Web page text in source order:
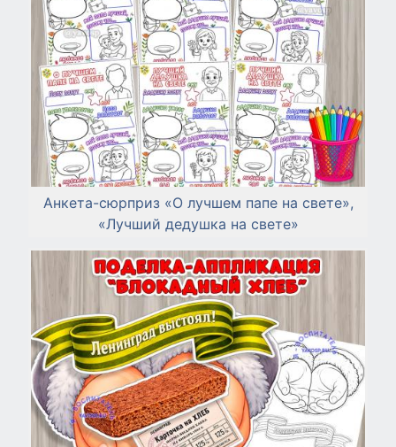
Анкета-сюрприз «О лучшем папе на свете»,
«Лучший дедушка на свете»